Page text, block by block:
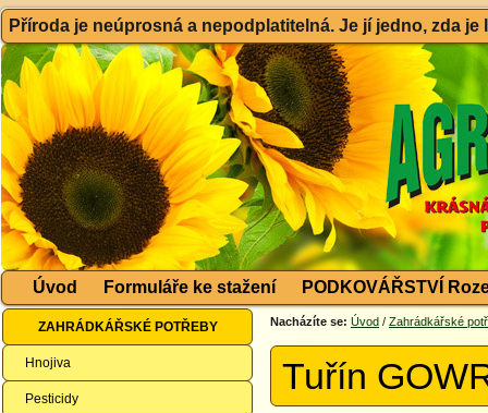
Příroda je neúprosná a nepodplatitelná. Je jí jedno, zda
Úvod Formuláře ke stažení PODKOVÁŘSTVÍ
ZAHRÁDKÁŘSKÉ POTŘEBY
Hnojiva
Pesticidy
Nacházíte se: Úvod / Zahrádkářské
Tuřín